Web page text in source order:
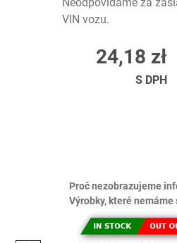
Neodpovídáme za
VIN vozu.
24,18 zł
S DPH
Proč nezobrazujeme
Výrobky, které